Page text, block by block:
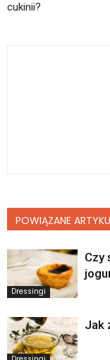
cukinii?
POWIĄZANE
Dressingi
Czy
Jak